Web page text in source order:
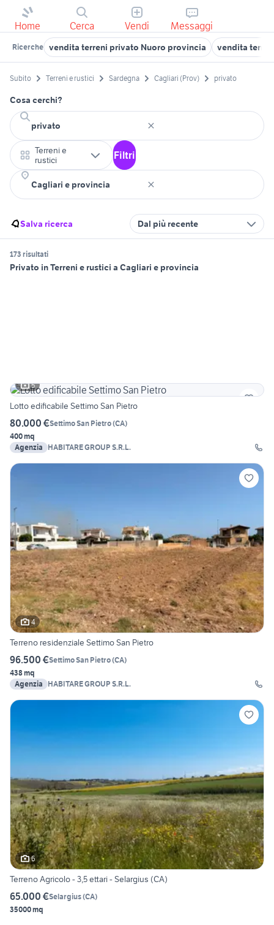
Home Cerca Vendi Messaggi
Ricerche vendita terreni privato Nuoro provincia vendita
Subito Terreni e rustici Sardegna Cagliari (Prov) privato
Cosa cerchi?
Terreni e
rustici
Filtri
Salva ricerca Dal più recente
173 risultati
Privato in Terreni e rustici a Cagliari e provincia
5
Lotto edificabile Settimo San Pietro
80.000 €Settimo San Pietro(CA)
400 mq
Agenzia
HABITARE GROUP S.R.L.
4
Terreno residenziale Settimo San Pietro
96.500 €Settimo San Pietro(CA)
438 mq
Agenzia
HABITARE GROUP S.R.L.
6
Terreno Agricolo - 3,5 ettari - Selargius (CA)
65.000 €Selargius(CA)
35000 mq